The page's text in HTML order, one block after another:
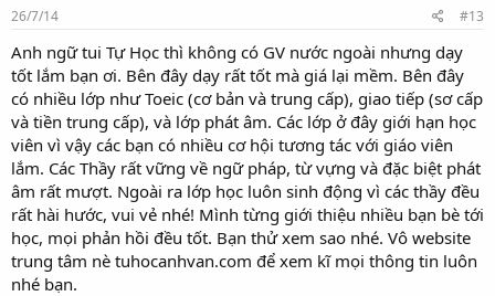
26/7/14 #13
Anh ngữ tui Tự Học thì không có GV nước ngoài nhưng dạy
tốt lắm bạn ơi. Bên đây dạy rất tốt mà giá lại mềm. Bên đây
có nhiều lớp như Toeic (cơ bản và trung cấp), giao tiếp (sơ cấp
và tiền trung cấp), và lớp phát âm. Các lớp ở đây giới hạn học
viên vì vậy các bạn có nhiều cơ hội tương tác với giáo viên
lắm. Các Thầy rất vững về ngữ pháp, từ vựng và đặc biệt phát
âm rất mượt. Ngoài ra lớp học luôn sinh động vì các thầy đều
rất hài hước, vui vẻ nhé! Mình từng giới thiệu nhiều bạn bè tới
học, mọi phản hồi đều tốt. Bạn thử xem sao nhé. Vô website
trung tâm nè tuhocanhvan.com để xem kĩ mọi thông tin luôn
nhé bạn.